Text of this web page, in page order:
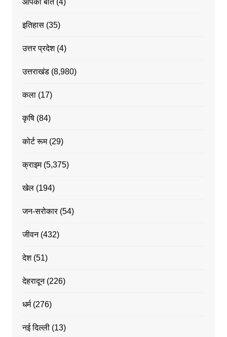
इतिहास(35)
उत्तर प्रदेश(4)
उत्तराखंड(8,980)
कला(17)
कृषि(84)
कोर्ट रूम(29)
क्राइम(5,375)
खेल(194)
जन-सरोकार(54)
जीवन(432)
देश(51)
देहरादून(226)
धर्म(276)
नई दिल्ली(13)